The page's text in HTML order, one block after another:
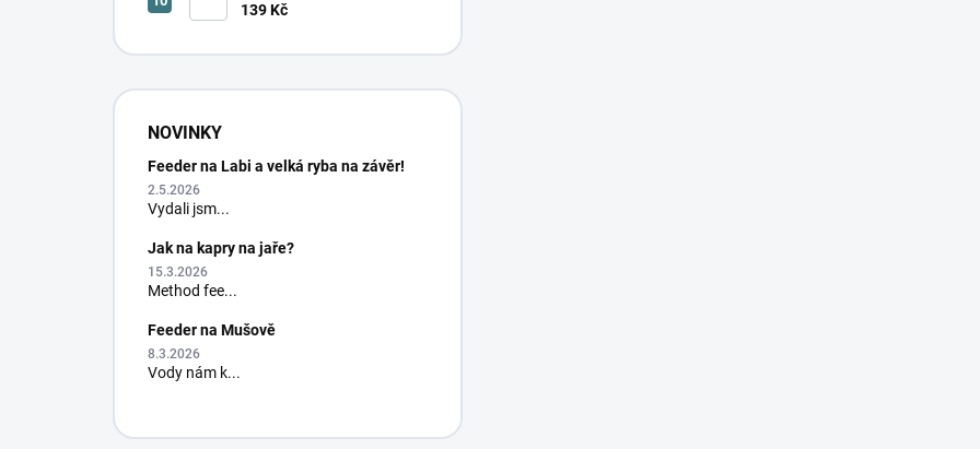
TOXIC (velká larva)
139 Kč
NOVINKY
Feeder na Labi a velká ryba na závěr!
2.5.2026
Vydali jsm...
Jak na kapry na jaře?
15.3.2026
Method fee...
Feeder na Mušově
8.3.2026
Vody nám k...